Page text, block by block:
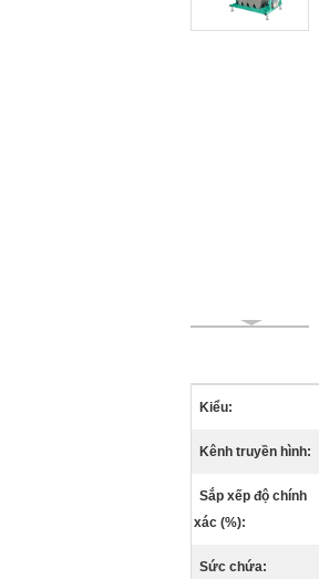
Kiểu:
Kênh truyền hình:
Sắp xếp độ chính
xác (%):
Sức chứa: